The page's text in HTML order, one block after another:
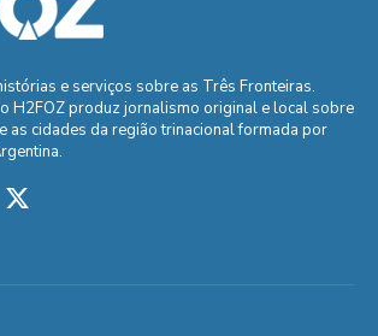
e serviços sobre as Três Fronteiras.
H2FOZ produz jornalismo original e local sobre
as cidades da região trinacional formada por